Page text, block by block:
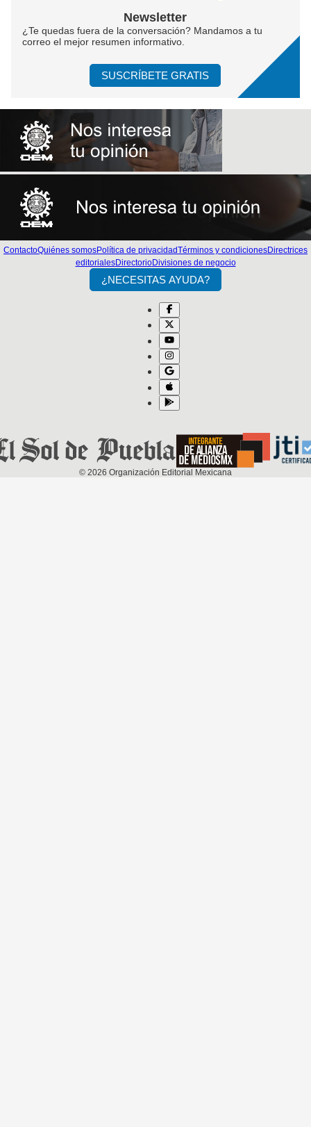
Newsletter
¿Te quedas fuera de la conversación? Mandamos a tu
correo el mejor resumen informativo.
SUSCRÍBETE GRATIS
ContactoQuiénes somosPolítica de privacidadTérminos y condicionesDirectrices
editorialesDirectorioDivisiones de negocio
¿NECESITAS AYUDA?
© 2026 Organización Editorial Mexicana